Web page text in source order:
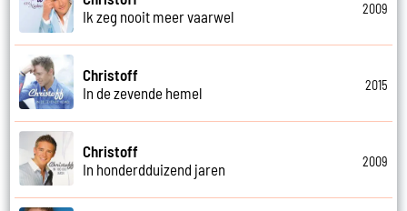
Ik zeg nooit meer vaarwel
2009
Christoff
In de zevende hemel
2015
Christoff
In honderdduizend jaren
2009